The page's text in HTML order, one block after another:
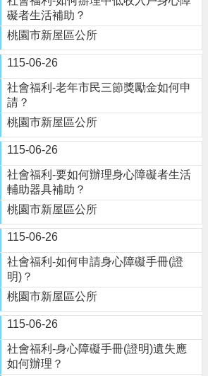
礙者生活補助？
桃園市新屋區公所
115-06-26
社會福利-老年市民三節獎勵金如何申
請？
桃園市新屋區公所
115-06-26
社會福利-要如何辦理身心障礙者生活
輔助器具補助？
桃園市新屋區公所
115-06-26
社會福利-如何申請身心障礙手冊(證
明)？
桃園市新屋區公所
115-06-26
社會福利-身心障礙手冊(證明)遺失應
如何辦理？